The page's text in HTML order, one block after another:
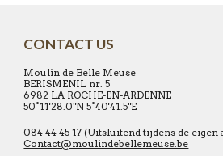
CONTACT US
Moulin de Belle Meuse
BERISMENIL nr. 5
6982 LA ROCHE-EN-ARDENNE
50°11'28.0"N 5°40'41.5"E
084 44 45 17 (Uitsluitend tijdens de eigen
Contact@moulindebellemeuse.be